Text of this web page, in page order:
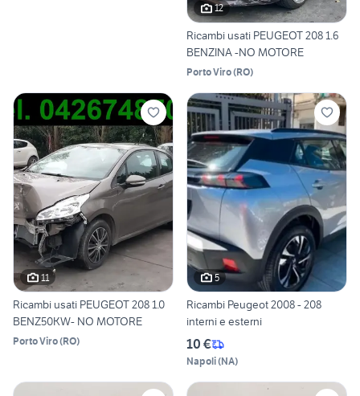
12
Ricambi usati PEUGEOT 208 1.6
BENZINA -NO MOTORE
Porto Viro(RO)
11
Ricambi usati PEUGEOT 208 1.0
BENZ50KW- NO MOTORE
Porto Viro(RO)
5
Ricambi Peugeot 2008 - 208
interni e esterni
10 €
Napoli(NA)